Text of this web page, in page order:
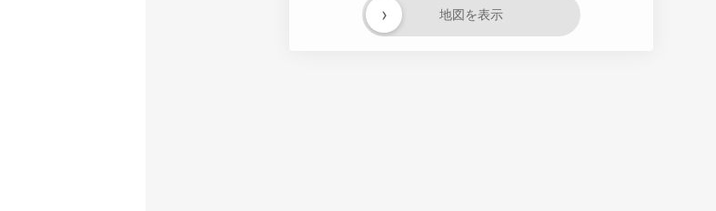
地図を表示
›